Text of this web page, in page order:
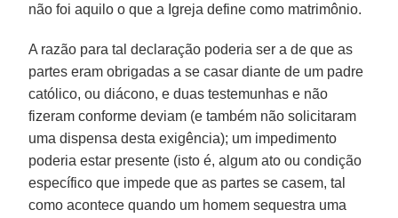
não foi aquilo o que a Igreja define como matrimônio.
A razão para tal declaração poderia ser a de que as
partes eram obrigadas a se casar diante de um padre
católico, ou diácono, e duas testemunhas e não
fizeram conforme deviam (e também não solicitaram
uma dispensa desta exigência); um impedimento
poderia estar presente (isto é, algum ato ou condição
específico que impede que as partes se casem, tal
como acontece quando um homem sequestra uma